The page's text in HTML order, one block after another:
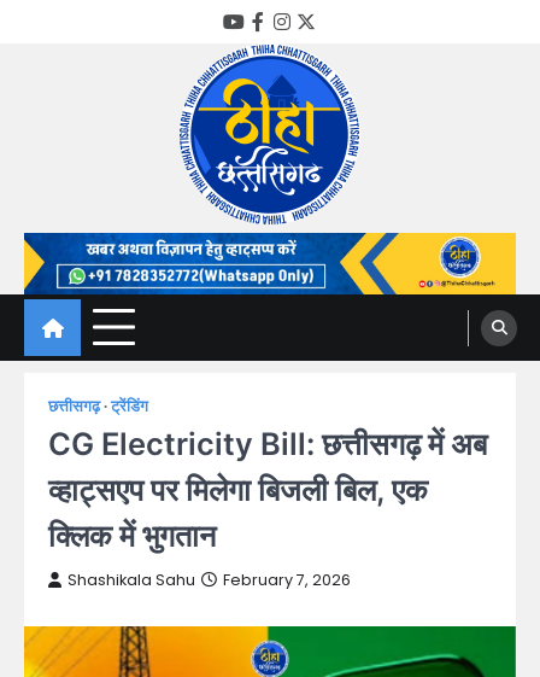
YouTube
Facebook
Instagram
Twitter
Thiha Chhattisgarh
गोठ जन-जन के
छत्तीसगढ़ ट्रेंडिंग
CG Electricity Bill: छत्तीसगढ़ में अब
व्हाट्सएप पर मिलेगा बिजली बिल, एक
क्लिक में भुगतान
Shashikala Sahu February 7, 2026